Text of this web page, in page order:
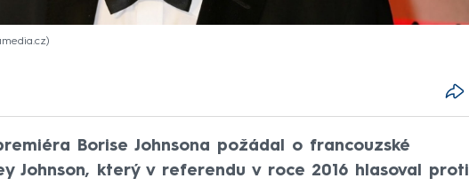
Borise Johnsona požádal o francouzské
Johnson, který v referendu v roce 2016 hlasoval proti